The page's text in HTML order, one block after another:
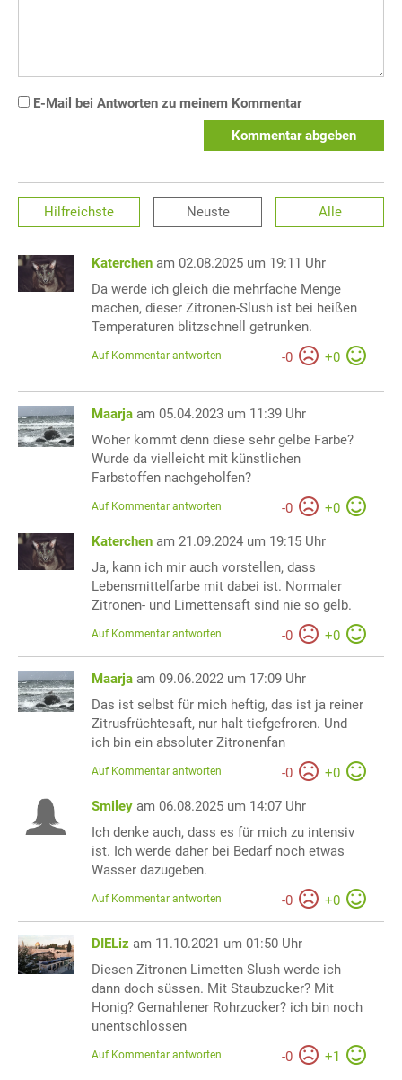
E-Mail bei Antworten zu meinem Kommentar
Kommentar abgeben
Hilfreichste Neuste Alle
Katerchen am 02.08.2025 um 19:11 Uhr
Da werde ich gleich die mehrfache Menge
machen, dieser Zitronen-Slush ist bei heißen
Temperaturen blitzschnell getrunken.
-0 +0
Auf Kommentar antworten
Maarja am 05.04.2023 um 11:39 Uhr
Woher kommt denn diese sehr gelbe Farbe?
Wurde da vielleicht mit künstlichen
Farbstoffen nachgeholfen?
-0 +0
Auf Kommentar antworten
Katerchen am 21.09.2024 um 19:15 Uhr
Ja, kann ich mir auch vorstellen, dass
Lebensmittelfarbe mit dabei ist. Normaler
Zitronen- und Limettensaft sind nie so gelb.
-0 +0
Auf Kommentar antworten
Maarja am 09.06.2022 um 17:09 Uhr
Das ist selbst für mich heftig, das ist ja reiner
Zitrusfrüchtesaft, nur halt tiefgefroren. Und
ich bin ein absoluter Zitronenfan
-0 +0
Auf Kommentar antworten
Smiley am 06.08.2025 um 14:07 Uhr
Ich denke auch, dass es für mich zu intensiv
ist. Ich werde daher bei Bedarf noch etwas
Wasser dazugeben.
-0 +0
Auf Kommentar antworten
DIELiz am 11.10.2021 um 01:50 Uhr
Diesen Zitronen Limetten Slush werde ich
dann doch süssen. Mit Staubzucker? Mit
Honig? Gemahlener Rohrzucker? ich bin noch
unentschlossen
-0 +1
Auf Kommentar antworten